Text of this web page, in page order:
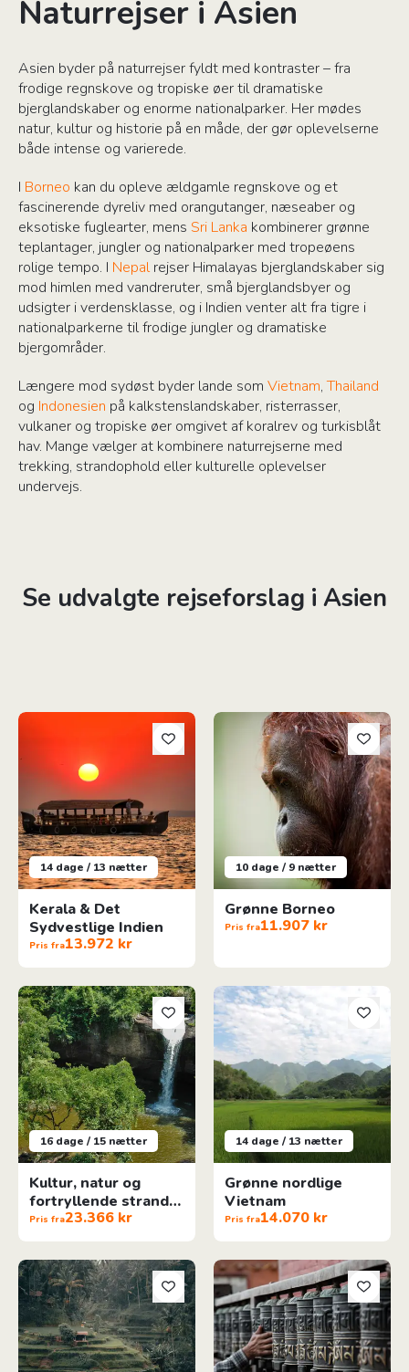
Naturrejser i Asien
Asien byder på naturrejser fyldt med kontraster – fra
frodige regnskove og tropiske øer til dramatiske
bjerglandskaber og enorme nationalparker. Her mødes
natur, kultur og historie på en måde, der gør oplevelserne
både intense og varierede.
I Borneo kan du opleve ældgamle regnskove og et
fascinerende dyreliv med orangutanger, næseaber og
eksotiske fuglearter, mens Sri Lanka kombinerer grønne
teplantager, jungler og nationalparker med tropeøens
rolige tempo. I Nepalrejser Himalayas bjerglandskaber sig
mod himlen med vandreruter, små bjerglandsbyer og
udsigter i verdensklasse, og i Indien venter alt fra tigre i
nationalparkerne til frodige jungler og dramatiske
bjergområder.
Længere mod sydøst byder lande som Vietnam,Thailand
og Indonesien på kalkstenslandskaber, risterrasser,
vulkaner og tropiske øer omgivet af koralrev og turkisblåt
hav. Mange vælger at kombinere naturrejserne med
trekking, strandophold eller kulturelle oplevelser
undervejs.
Se udvalgte rejseforslag i Asien
14 dage / 13 nætter
Kerala & Det
Sydvestlige Indien
Pris fra13.972 kr
Kerala & Det Sydvestlige Indien
10 dage / 9 nætter
Grønne Borneo
Pris fra11.907 kr
Grønne Borneo
16 dage / 15 nætter
Kultur, natur og
fortryllende strande
på Koh Samet
Pris fra23.366 kr
Kultur, natur og fortryllende strande på Koh Samet
14 dage / 13 nætter
Grønne nordlige
Vietnam
Pris fra14.070 kr
Grønne nordlige Vietnam
Bali & Nusa Penida Nepal Rundrejse: Trekking i